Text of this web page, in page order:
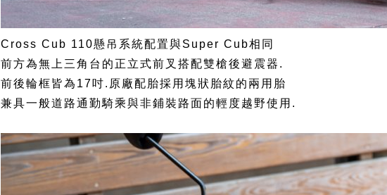
Cross Cub 110懸吊系統配置與Super Cub相同
前方為無上三角台的正立式前叉搭配雙槍後避震器.
前後輪框皆為17吋.原廠配胎採用塊狀胎紋的兩用胎
兼具一般道路通勤騎乘與非鋪裝路面的輕度越野使用.